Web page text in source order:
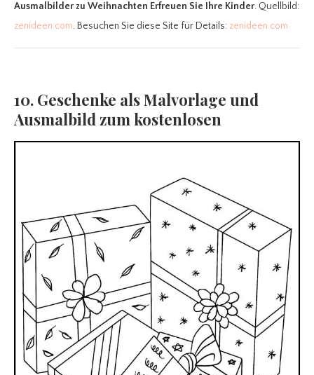
Ausmalbilder zu Weihnachten Erfreuen Sie Ihre Kinder. Quellbild:
zenideen.com. Besuchen Sie diese Site für Details: zenideen.com
10. Geschenke als Malvorlage und
Ausmalbild zum kostenlosen